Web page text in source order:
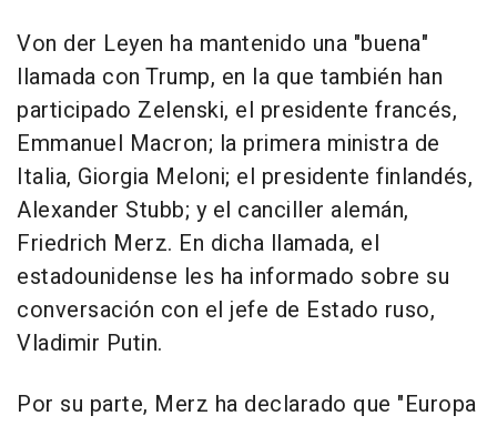
Von der Leyen ha mantenido una "buena"
llamada con Trump, en la que también han
participado Zelenski, el presidente francés,
Emmanuel Macron; la primera ministra de
Italia, Giorgia Meloni; el presidente finlandés,
Alexander Stubb; y el canciller alemán,
Friedrich Merz. En dicha llamada, el
estadounidense les ha informado sobre su
conversación con el jefe de Estado ruso,
Vladimir Putin.
Por su parte, Merz ha declarado que "Europa